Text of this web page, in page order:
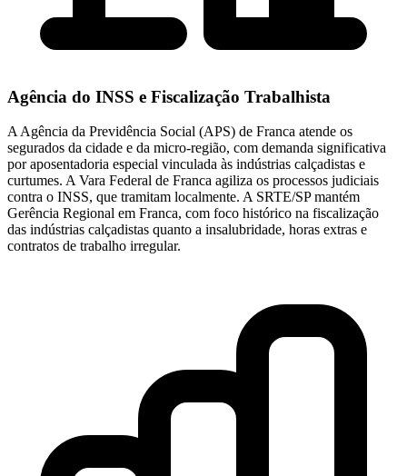
Agência do INSS e Fiscalização Trabalhista
A Agência da Previdência Social (APS) de Franca atende os
segurados da cidade e da micro-região, com demanda significativa
por aposentadoria especial vinculada às indústrias calçadistas e
curtumes. A Vara Federal de Franca agiliza os processos judiciais
contra o INSS, que tramitam localmente. A SRTE/SP mantém
Gerência Regional em Franca, com foco histórico na fiscalização
das indústrias calçadistas quanto a insalubridade, horas extras e
contratos de trabalho irregular.